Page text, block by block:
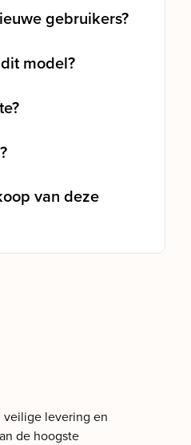
gebruikers?
model?
van deze
veilige levering en
de hoogste